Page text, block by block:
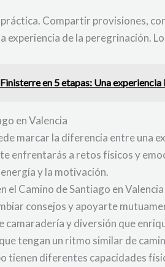
Compartir provisiones,
de la peregrinación.
en 5 etapas: Una
en Valencia
marcar la diferencia entre una
enfrentarás a retos físicos y
y la motivación.
Camino de Santiago en
consejos y apoyarte
camaradería y diversión que
tengan un ritmo similar de
tienen diferentes capacidades